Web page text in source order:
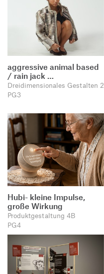
aggressive animal based
/ rain jack …
Dreidimensionales Gestalten 2
PG3
Hubi- kleine Impulse,
große Wirkung
Produktgestaltung 4B
PG4